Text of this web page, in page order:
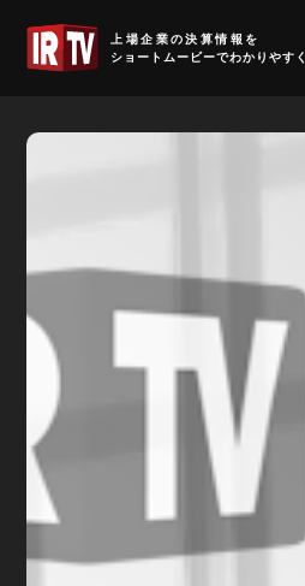
上場企業の決算情報を
ショートムービーでわかりやすく